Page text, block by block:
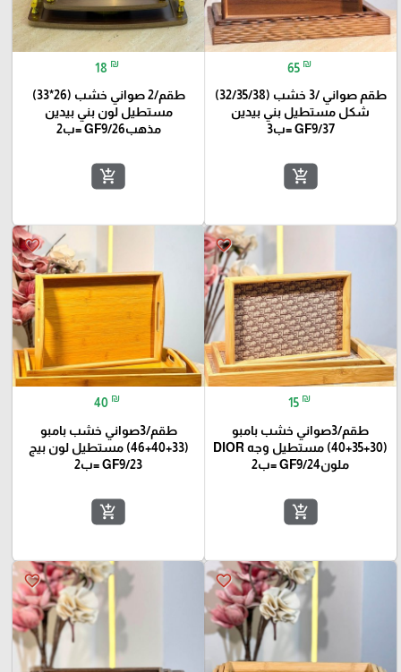
65 ₪
طقم صواني /3 خشب (32/35/38)
شكل مستطيل بني بيدين
GF9/37 =ب3
add_shopping_cart
18 ₪
طقم/2 صواني خشب (26*33)
مستطيل لون بني بيدين
مذهبGF9/26 =ب2
add_shopping_cart
favorite_border
15 ₪
طقم/3صواني خشب بامبو
(30+35+40) مستطيل وجه DIOR
ملونGF9/24 =ب2
add_shopping_cart
favorite_border
40 ₪
طقم/3صواني خشب بامبو
(33+40+46) مستطيل لون بيج
GF9/23 =ب2
add_shopping_cart
favorite_border
favorite_border